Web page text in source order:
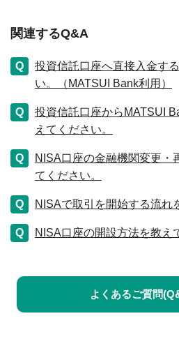
関連するQ&A
投資信託口座へ直接入金す
い。（MATSUI Bank利用）
投資信託口座からMATSUI
えてください。
NISA口座の金融機関変更・
てください。
NISAで取引を開始する流れ
NISA口座の開設方法を教え
よくあるご質問